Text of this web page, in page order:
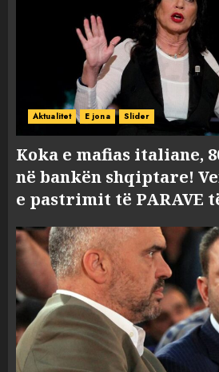
Aktualitet E jona Slider
Koka e mafias italiane,
në bankën shqiptare!
e pastrimit të PARAVE